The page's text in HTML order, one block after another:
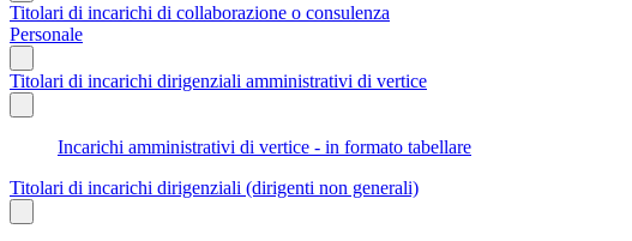
Titolari di incarichi di collaborazione o consulenza
Personale
Titolari di incarichi dirigenziali amministrativi di vertice
Incarichi amministrativi di vertice - in formato tabellare
Titolari di incarichi dirigenziali (dirigenti non generali)